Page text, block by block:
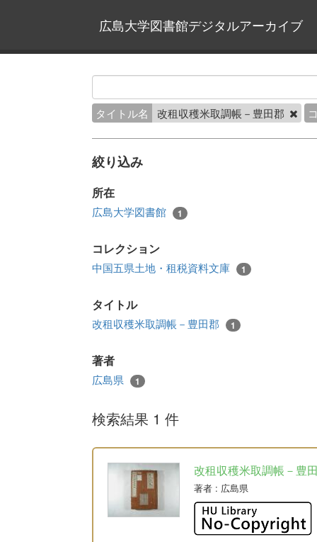
広島大学図書館デジタルアーカイブ
タイトル名 改租収穫米取調帳－豊田郡
絞り込み
所在
広島大学図書館 1
コレクション
中国五県土地・租税資料文庫 1
タイトル
改租収穫米取調帳－豊田郡 1
著者
広島県 1
検索結果 1 件
改租収穫米取調帳－豊
著者 : 広島県